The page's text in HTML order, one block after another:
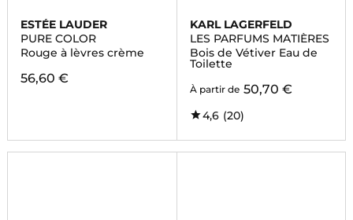
ESTÉE LAUDER
PURE COLOR
Rouge à lèvres crème
56,60 €
KARL LAGERFELD
LES PARFUMS MATIÈRES
Bois de Vétiver Eau de
Toilette
À partir de 50,70 €
4,6 (20)